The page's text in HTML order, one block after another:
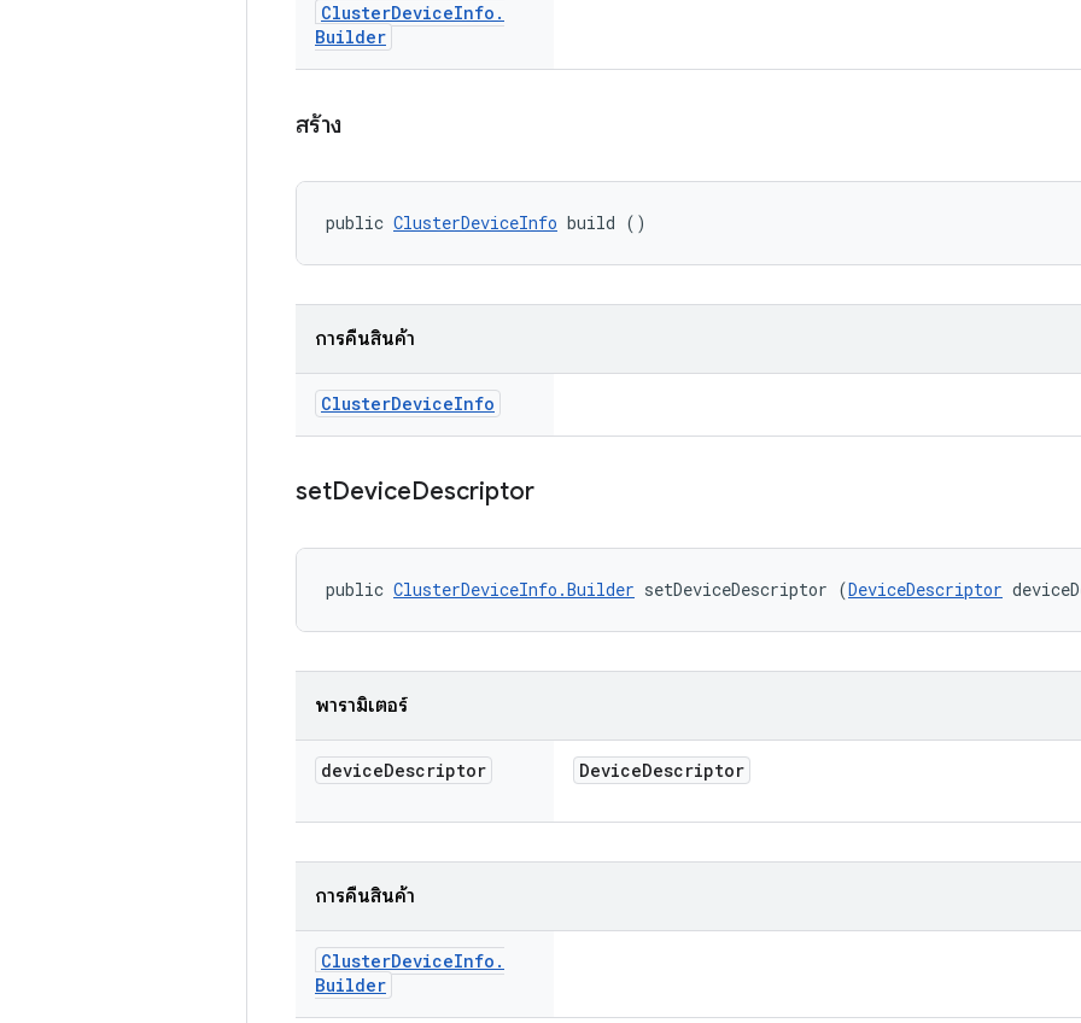
ClusterDeviceInfo .
Builder
สร้าง
public ClusterDeviceInfo build ()
การคืนสินค้า
ClusterDeviceInfo
setDeviceDescriptor
public ClusterDeviceInfo.Builder setDeviceDescriptor (DeviceDescriptor
พารามิเตอร์
deviceDescriptor DeviceDescriptor
การคืนสินค้า
ClusterDeviceInfo .
Builder